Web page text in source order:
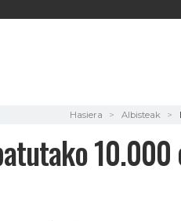
Hasiera Albisteak
10.000